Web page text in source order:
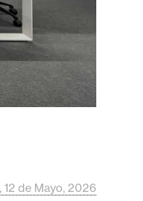
12 de Mayo, 2026